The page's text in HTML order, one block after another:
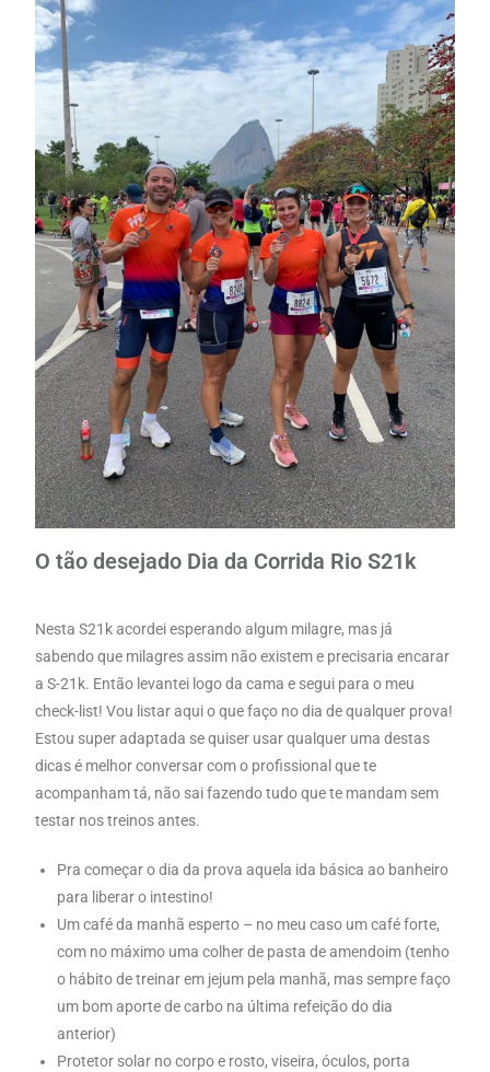
O tão desejado Dia da Corrida Rio S21k
Nesta S21k acordei esperando algum milagre, mas já
sabendo que milagres assim não existem e precisaria encarar
a S-21k. Então levantei logo da cama e segui para o meu
check-list! Vou listar aqui o que faço no dia de qualquer prova!
Estou super adaptada se quiser usar qualquer uma destas
dicas é melhor conversar com o profissional que te
acompanham tá, não sai fazendo tudo que te mandam sem
testar nos treinos antes.
Pra começar o dia da prova aquela ida básica ao banheiro
para liberar o intestino!
Um café da manhã esperto – no meu caso um café forte,
com no máximo uma colher de pasta de amendoim (tenho
o hábito de treinar em jejum pela manhã, mas sempre faço
um bom aporte de carbo na última refeição do dia
anterior)
Protetor solar no corpo e rosto, viseira, óculos, porta